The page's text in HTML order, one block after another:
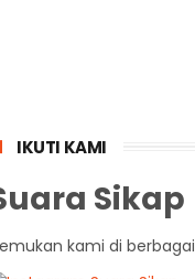
IKUTI KAMI
Sikap
kami di